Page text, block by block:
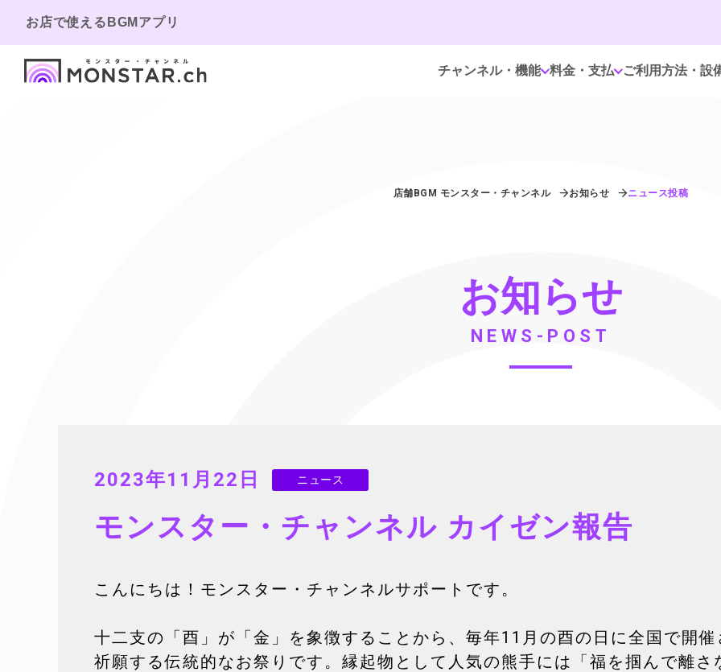
お店で使えるBGMアプリ
チャンネル・機能 料金・支払 ご利用方法・設
店舗BGM モンスター・チャンネル お知らせ ニュース投稿
お知らせ
NEWS-POST
2023年11月22日 ニュース
モンスター・チャンネル カイゼン報告
こんにちは！モンスター・チャンネルサポートです。
十二支の「酉」が「金」を象徴することから、毎年11月の酉の日に全国で開
祈願する伝統的なお祭りです。縁起物として人気の熊手には「福を掴んで離